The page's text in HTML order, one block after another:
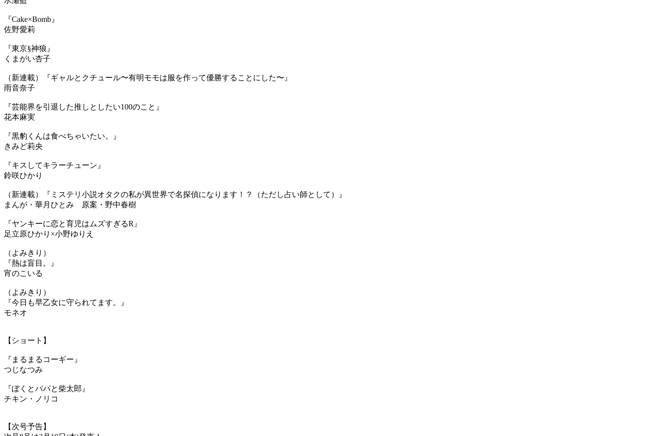
『Cake×Bomb』
佐野愛莉
『東京§神狼』
くまがい杏子
（新連載）『ギャルとクチュール〜有明モモは服を作って優勝することにした〜』
雨音奈子
『芸能界を引退した推しとしたい100のこと』
花本麻実
『黒豹くんは食べちゃいたい。』
きみど莉央
『キスしてキラーチューン』
鈴咲ひかり
（新連載）『ミステリ小説オタクの私が異世界で名探偵になります！？（ただし占い師として）』
まんが・華月ひとみ 原案・野中春樹
『ヤンキーに恋と育児はムズすぎるR』
足立原ひかり×小野ゆりえ
（よみきり）
『熱は盲目。』
宵のこいる
（よみきり）
『今日も早乙女に守られてます。』
モネオ
【ショート】
『まるまるコーギー』
つじなつみ
『ぼくとパパと柴太郎』
チキン・ノリコ
【次号予告】